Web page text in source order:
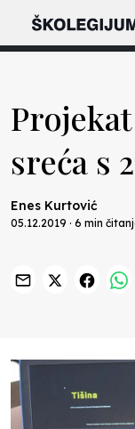
sreća s
Enes Kurtović
05.12.2019 · 6 min